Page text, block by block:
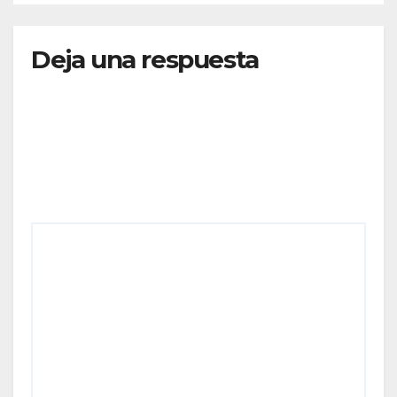
Deja una respuesta